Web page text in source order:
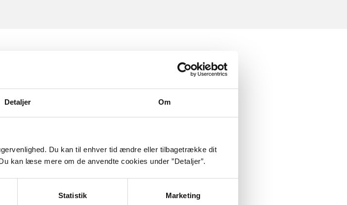
Detaljer Om
Du kan til enhver tid ændre eller tilbagetrække dit
kan læse mere om de anvendte cookies under ”Detaljer”.
Statistik Marketing